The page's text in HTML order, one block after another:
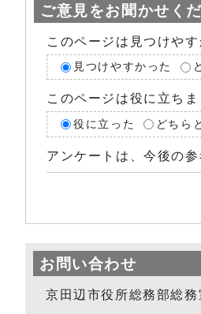
ご意見をお聞かせく
このページは見つけや
見つけやすかった
このページは役に立ちま
役に立った どちら
アンケートは、今後の
お問い合わせ
京田辺市役所総務部総務